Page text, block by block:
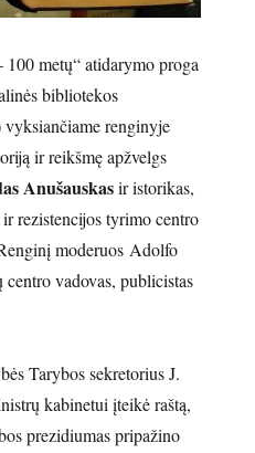
100 metų“ atidarymo proga
bibliotekos
renginyje
ir reikšmę apžvelgs
Anušauskasir istorikas,
rezistencijos tyrimo centro
moderuos Adolfo
vadovas, publicistas
Tarybos sekretorius J.
kabinetui įteikė raštą,
prezidiumas pripažino